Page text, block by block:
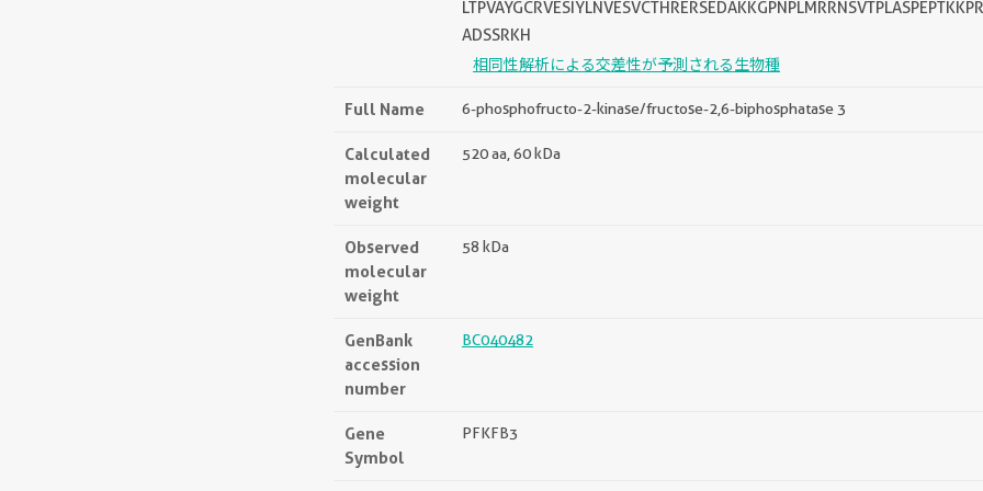
ADSSRKH
相同性解析による交差性が予測される生物種
Full Name 6-phosphofructo-2-kinase/fructose-2,6-biphosphatase 3
Calculated
molecular
weight
520 aa, 60 kDa
Observed
molecular
weight
58 kDa
GenBank
accession
number
BC040482
Gene
Symbol
PFKFB3